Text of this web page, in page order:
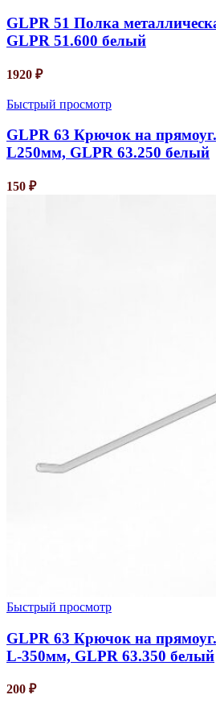
GLPR 51 Полка
GLPR 51.600 белый
1920 ₽
Быстрый просмотр
GLPR 63 Крючок на
L250мм, GLPR 63.250 белый
150 ₽
Быстрый просмотр
GLPR 63 Крючок на
L-350мм, GLPR 63.350 белый
200 ₽